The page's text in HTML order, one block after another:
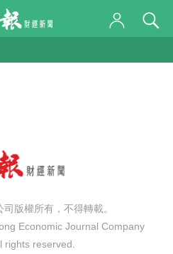
版權所有，不得轉載。
Economic Journal Company
rights reserved.